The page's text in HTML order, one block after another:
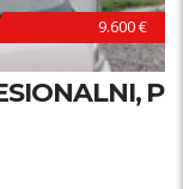
9.600 €
P